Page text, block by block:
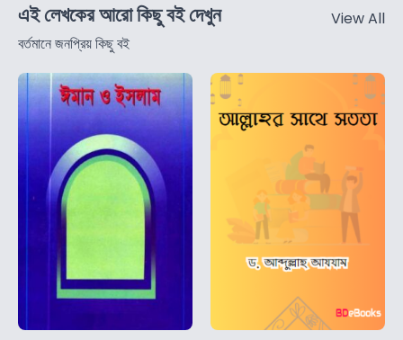
এই লেখকের আরো কিছু বই দেখুন
বর্তমানে জনপ্রিয় কিছু বই
View All